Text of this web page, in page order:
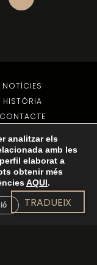
NOTÍCIES
HISTÒRIA
CONTACTE
DE PRIVADESA-
TRADUEIX
analitzar els
amb les
elaborat a
obtenir més
AQUI.